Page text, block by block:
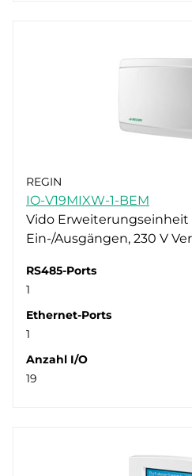
REGIN
IO-V19MIXW-1-BEM
Vido Erweiterungseinheit
Ein-/Ausgängen, 230 V
RS485-Ports
1
Ethernet-Ports
1
Anzahl I/O
19